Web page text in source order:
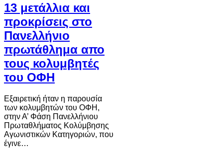
13 μετάλλια και
προκρίσεις στο
Πανελλήνιο
πρωτάθλημα απο
τους κολυμβητές
του ΟΦΗ
Εξαιρετική ήταν η παρουσία
των κολυμβητών του ΟΦΗ,
στην Α’ Φάση Πανελλήνιου
Πρωταθλήματος Κολύμβησης
Αγωνιστικών Κατηγοριών, που
έγινε…